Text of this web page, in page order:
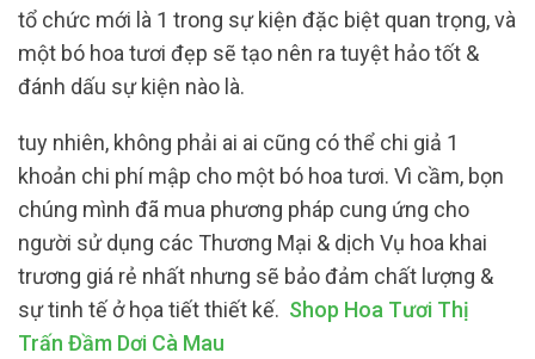
tổ chức mới là 1 trong sự kiện đặc biệt quan trọng, và
một bó hoa tươi đẹp sẽ tạo nên ra tuyệt hảo tốt &
đánh dấu sự kiện nào là.
tuy nhiên, không phải ai ai cũng có thể chi giả 1
khoản chi phí mập cho một bó hoa tươi. Vì cầm, bọn
chúng mình đã mua phương pháp cung ứng cho
người sử dụng các Thương Mại & dịch Vụ hoa khai
trương giá rẻ nhất nhưng sẽ bảo đảm chất lượng &
sự tinh tế ở họa tiết thiết kế. Shop Hoa Tươi Thị
Trấn Đầm Dơi Cà Mau